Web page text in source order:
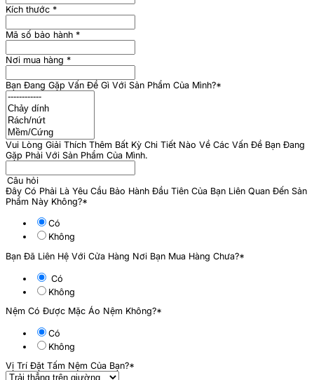
Kích thước *
Mã số bảo hành *
Nơi mua hàng *
Bạn Đang Gặp Vấn Đề Gì Với Sản Phẩm Của Mình?*
Vui Lòng Giải Thích Thêm Bất Kỳ Chi Tiết Nào Về Các Vấn Đề Bạn Đang
Gặp Phải Với Sản Phẩm Của Mình.
Câu hỏi
Đây Có Phải Là Yêu Cầu Bảo Hành Đầu Tiên Của Bạn Liên Quan Đến Sản
Phẩm Này Không?*
Có
Không
Bạn Đã Liên Hệ Với Cửa Hàng Nơi Bạn Mua Hàng Chưa?*
Có
Không
Nệm Có Được Mặc Áo Nệm Không?*
Có
Không
Vị Trí Đặt Tấm Nệm Của Bạn?*